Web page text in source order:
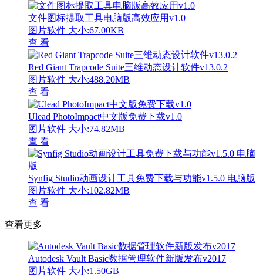
文件图标提取工具电脑版高效应用v1.0
图片软件 大小:67.00KB
查 看
Red Giant Trapcode Suite三维动态设计软件v13.0.2
图片软件 大小:488.20MB
查 看
Ulead PhotoImpact中文版免费下载v1.0
图片软件 大小:74.82MB
查 看
Synfig Studio动画设计工具免费下载与功能v1.5.0 电脑版
图片软件 大小:102.82MB
查 看
查看更多
Autodesk Vault Basic数据管理软件新版发布v2017
图片软件 大小:1.50GB